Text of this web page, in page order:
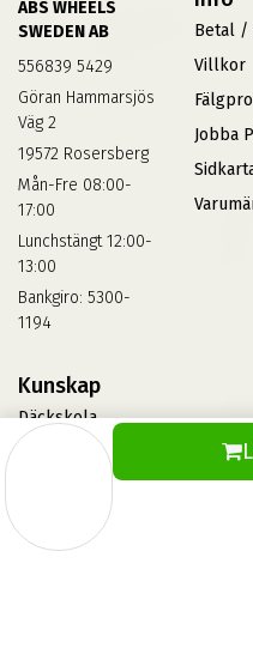
ABS WHEELS
SWEDEN AB
556839 5429
Göran Hammarsjös
Väg 2
19572 Rosersberg
Mån-Fre 08:00-
17:00
Lunchstängt 12:00-
13:00
Bankgiro: 5300-
1194
Betal /
Villkor
Jobba
Kunskap
Däckskola
Informationsbank Av Däck
Och Fälgar